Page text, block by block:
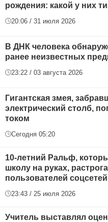
рождения: какой у них
20:06 / 31 июля 2026
В ДНК человека
ранее неизвестных
23:22 / 03 августа 2026
Гигантская змея,
электрический столб,
током
Сегодня 05:20
10-летний Ральф,
школу на руках,
пользователей соцсетей
23:43 / 25 июля 2026
Учитель выставлял